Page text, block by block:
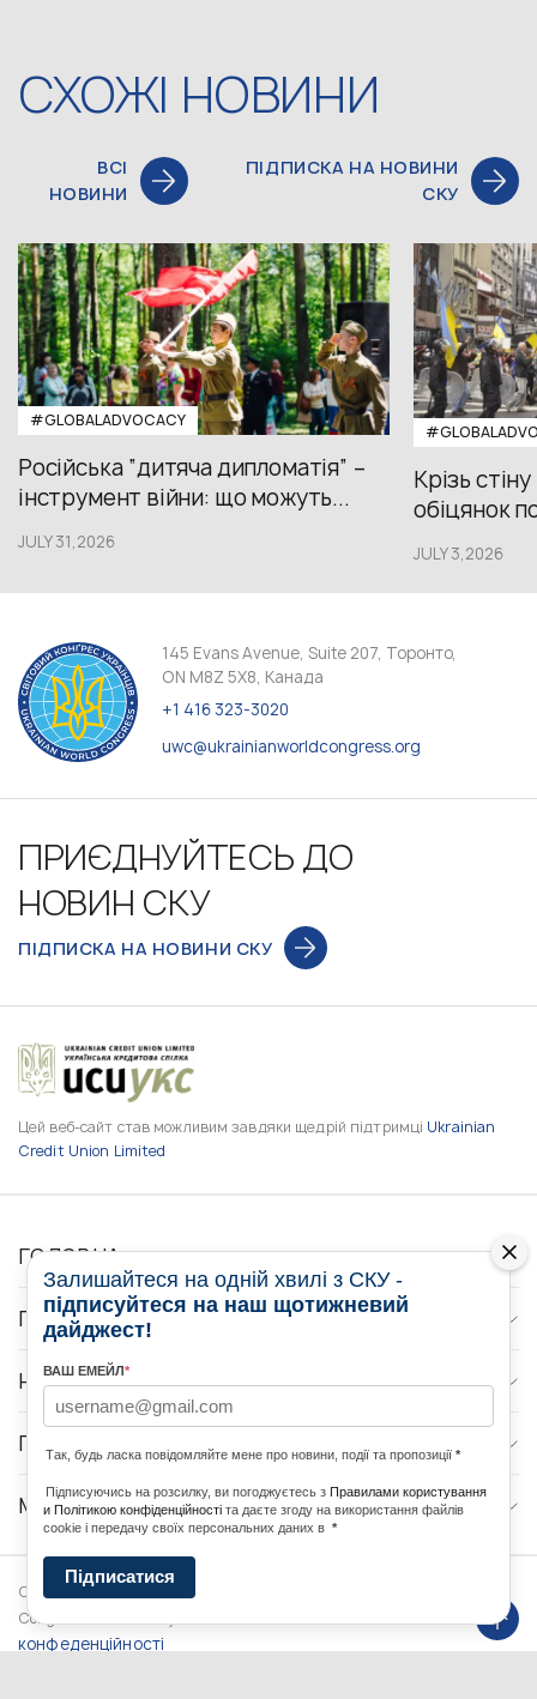
СХОЖІ НОВИНИ
ВСІ
НОВИНИ
ПІДПИСКА НА НОВИНИ
СКУ
#GLOBALADVOCACY
Російська “дитяча дипломатія” –
інструмент війни: що можуть...
JULY 31,2026
Крізь
обіцянок
JULY 3,2026
145 Evans Avenue, Suite 207, Торонто,
ON M8Z 5X8, Канада
+1 416 323-3020
uwc@ukrainianworldcongress.org
ПРИЄДНУЙТЕСЬ ДО
НОВИН СКУ
ПІДПИСКА НА НОВИНИ СКУ
Цей веб-сайт став можливим завдяки щедрій підтримці Ukrainian
Credit Union Limited
ГОЛОВНА
ПРО НАС
НОВИНИ
ПРОГРАМИ
МЕДІА КОНТАКТИ
Copyright © 2026 Ukrainian World
Congress. Powered by
конфеденційності
Залишайтеся на одній хвилі з СКУ -
підписуйтеся на наш щотижневий
дайджест!
ВАШ ЕМЕЙЛ*
Так, будь ласка повідомляйте мене про новини, події та пропозиції *
Підписуючись на розсилку, ви погоджуєтесь з Правилами користування
и Політикою конфіденційності та даєте згоду на використання файлів
cookie і передачу своїх персональних даних в *
Підписатися